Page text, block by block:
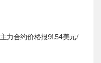
主力合约价格报91.54美元/